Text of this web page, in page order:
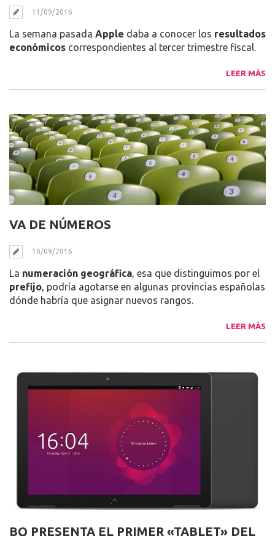
11/09/2016
La semana pasada Apple daba a conocer los resultados
económicos correspondientes al tercer trimestre fiscal.
LEER MÁS
VA DE NÚMEROS
10/09/2016
La numeración geográfica, esa que distinguimos por el
prefijo, podría agotarse en algunas provincias españolas
dónde habría que asignar nuevos rangos.
LEER MÁS
BQ PRESENTA EL PRIMER «TABLET» DEL